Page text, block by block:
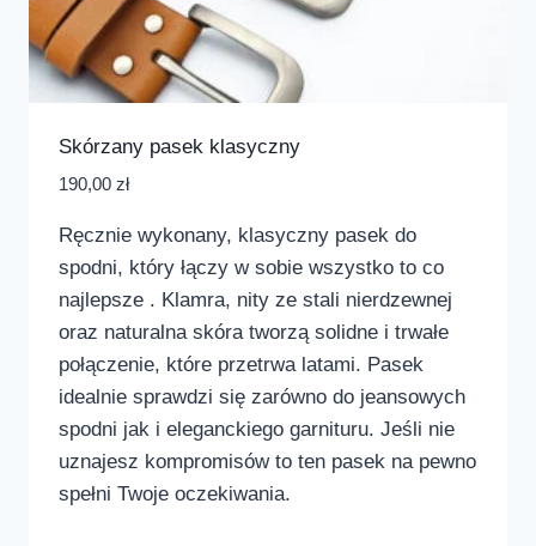
Skórzany pasek klasyczny
190,00 zł
Ręcznie wykonany, klasyczny pasek do
spodni, który łączy w sobie wszystko to co
najlepsze . Klamra, nity ze stali nierdzewnej
oraz naturalna skóra tworzą solidne i trwałe
połączenie, które przetrwa latami. Pasek
idealnie sprawdzi się zarówno do jeansowych
spodni jak i eleganckiego garnituru. Jeśli nie
uznajesz kompromisów to ten pasek na pewno
spełni Twoje oczekiwania.